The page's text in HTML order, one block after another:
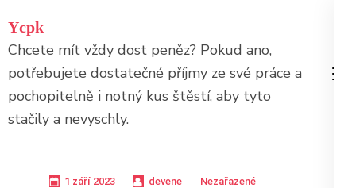
na
obsah
(stiskněte
Enter)
Ycpk
Chcete mít vždy dost peněz? Pokud ano,
potřebujete dostatečné příjmy ze své práce a
pochopitelně i notný kus štěstí, aby tyto
stačily a nevyschly.
1 září 2023 devene Nezařazené